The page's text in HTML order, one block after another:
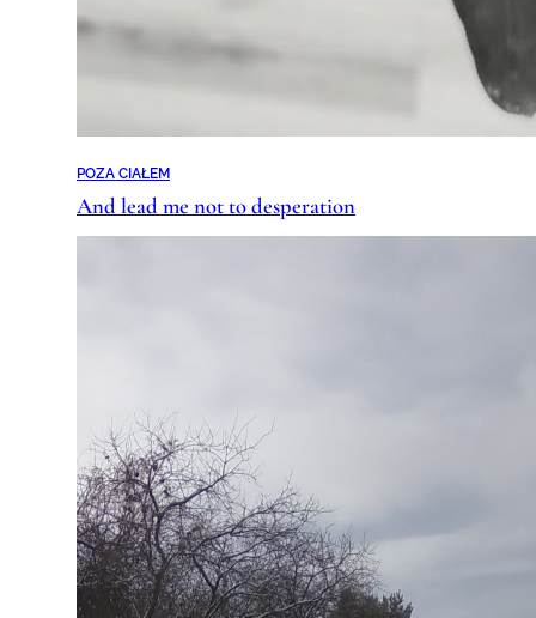
POZA CIAŁEM
And lead me not to desperation